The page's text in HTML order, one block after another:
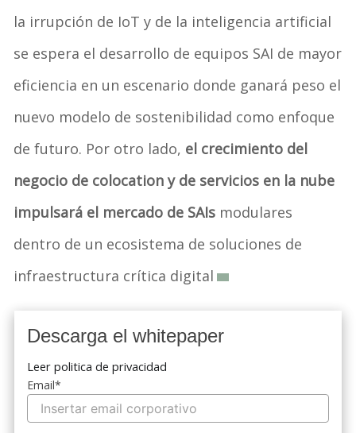
la irrupción de IoT y de la inteligencia artificial
se espera el desarrollo de equipos SAI de mayor
eficiencia en un escenario donde ganará peso el
nuevo modelo de sostenibilidad como enfoque
de futuro. Por otro lado, el crecimiento del
negocio de colocation y de servicios en la nube
impulsará el mercado de SAIs modulares
dentro de un ecosistema de soluciones de
infraestructura crítica digital
Descarga el whitepaper
Leer politica de privacidad
Email*